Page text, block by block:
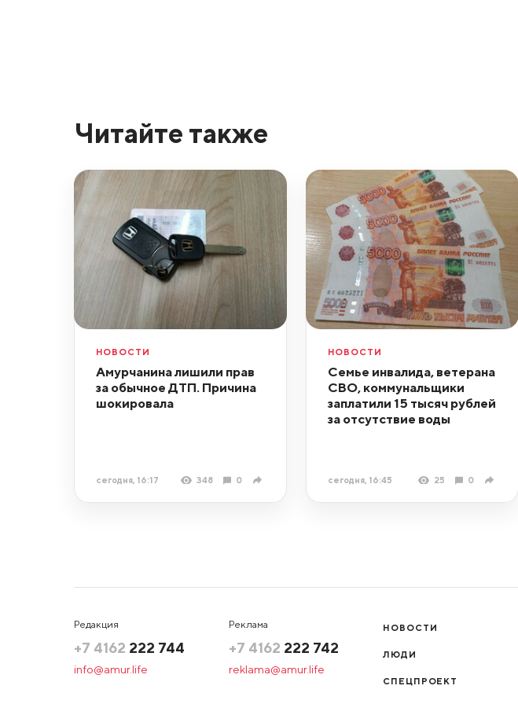
Читайте также
НОВОСТИ
Амурчанина лишили прав
за обычное ДТП. Причина
шокировала
сегодня, 16:17 348 0
НОВОСТИ
Семье инвалида, ветерана
СВО, коммунальщики
заплатили 15 тысяч рублей
за отсутствие воды
сегодня, 16:45 25 0
Редакция
+7 4162 222 744
info@amur.life
Реклама
+7 4162 222 742
reklama@amur.life
НОВОСТИ
ЛЮДИ
СПЕЦПРОЕКТ